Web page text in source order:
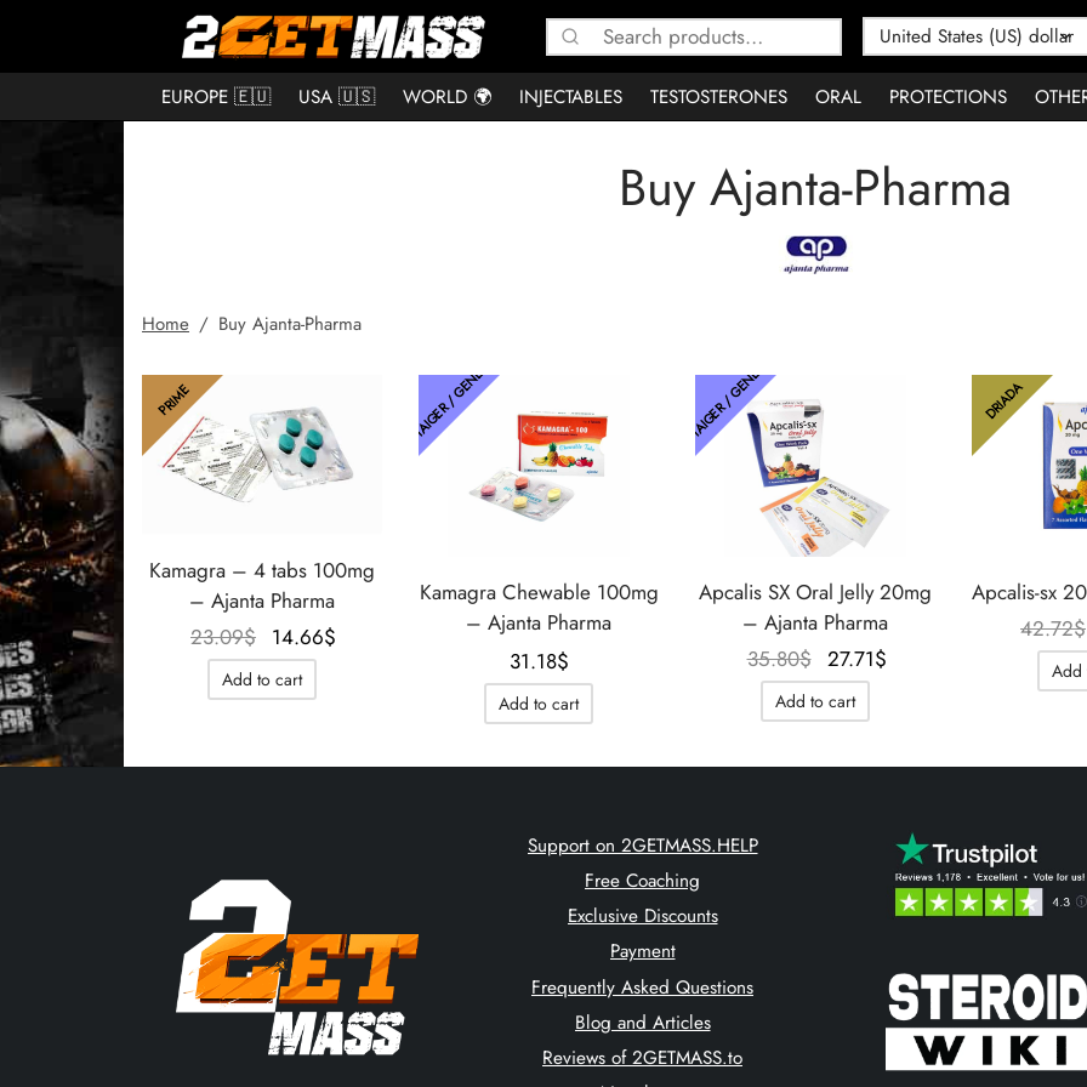
Search
for:
EUROPE 🇪🇺 USA 🇺🇸 WORLD 🌍 INJECTABLES TESTOSTERONES ORAL PROTECTIONS
Buy Ajanta-Pharma
Home / Buy Ajanta-Pharma
PRIME
Kamagra – 4 tabs 100mg
– Ajanta Pharma
23.09$ Le prix
initial
était :
14.66$
Add to cart
THAIGER / GENETIC
Kamagra Chewable 100mg
– Ajanta Pharma
31.18$
Add to cart
THAIGER / GENETIC
Apcalis SX Oral Jelly 20mg
– Ajanta Pharma
35.80$ Le prix
initial
était :
27.71$
Add to cart
DRIADA
Apcalis-sx
42.72$
Add
Support on 2GETMASS.HELP
Free Coaching
Exclusive Discounts
Payment
Frequently Asked Questions
Blog and Articles
Reviews of 2GETMASS.to